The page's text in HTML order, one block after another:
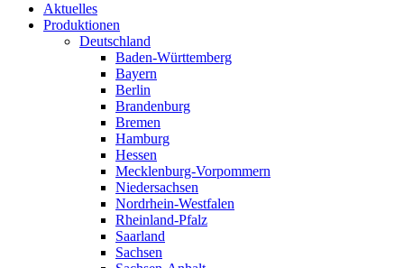
Aktuelles
Produktionen
Deutschland
Baden-Württemberg
Bayern
Berlin
Brandenburg
Bremen
Hamburg
Hessen
Mecklenburg-Vorpommern
Niedersachsen
Nordrhein-Westfalen
Rheinland-Pfalz
Saarland
Sachsen